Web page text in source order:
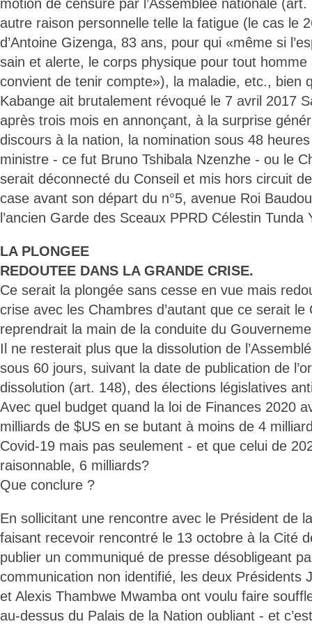
motion de censure par l’Assemblée nationale
autre raison personnelle telle la fatigue (le cas le
d’Antoine Gizenga, 83 ans, pour qui «même si
sain et alerte, le corps physique pour tout
convient de tenir compte»), la maladie, etc., bien
Kabange ait brutalement révoqué le 7 avril 2017
après trois mois en annonçant, à la surprise
discours à la nation, la nomination sous 48
ministre - ce fut Bruno Tshibala Nzenzhe - ou le
serait déconnecté du Conseil et mis hors circuit
case avant son départ du n°5, avenue Roi
l’ancien Garde des Sceaux PPRD Célestin Tunda
LA PLONGEE
REDOUTEE DANS LA GRANDE CRISE.
Ce serait la plongée sans cesse en vue mais
crise avec les Chambres d’autant que ce serait le
reprendrait la main de la conduite du
Il ne resterait plus que la dissolution de
sous 60 jours, suivant la date de publication de
dissolution (art. 148), des élections législatives
Avec quel budget quand la loi de Finances 2020
milliards de $US en se butant à moins de 4
Covid-19 mais pas seulement - et que celui de
raisonnable, 6 milliards?
Que conclure ?
En sollicitant une rencontre avec le Président de
faisant recevoir rencontré le 13 octobre à la Cité
publier un communiqué de presse désobligeant
communication non identifié, les deux Présidents
et Alexis Thambwe Mwamba ont voulu faire
au-dessus du Palais de la Nation oubliant - et